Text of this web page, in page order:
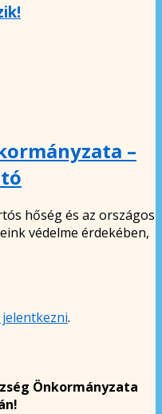
–
hőség és az országos
védelme érdekében,
.
Önkormányzata